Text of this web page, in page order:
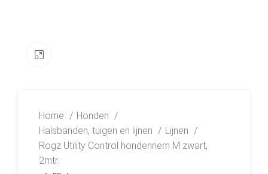
Home
Honden
Halsbanden, tuigen en lijnen
Lijnen
Rogz Utility Control hondenriem M zwart,
2mtr.